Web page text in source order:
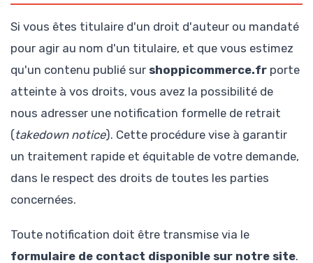
Si vous êtes titulaire d'un droit d'auteur ou mandaté
pour agir au nom d'un titulaire, et que vous estimez
qu'un contenu publié sur shoppicommerce.fr porte
atteinte à vos droits, vous avez la possibilité de
nous adresser une notification formelle de retrait
(takedown notice). Cette procédure vise à garantir
un traitement rapide et équitable de votre demande,
dans le respect des droits de toutes les parties
concernées.
Toute notification doit être transmise via le
formulaire de contact disponible sur notre site.